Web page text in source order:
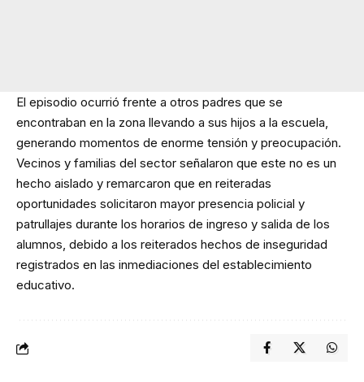
El episodio ocurrió frente a otros padres que se
encontraban en la zona llevando a sus hijos a la escuela,
generando momentos de enorme tensión y preocupación.
Vecinos y familias del sector señalaron que este no es un
hecho aislado y remarcaron que en reiteradas
oportunidades solicitaron mayor presencia policial y
patrullajes durante los horarios de ingreso y salida de los
alumnos, debido a los reiterados hechos de inseguridad
registrados en las inmediaciones del establecimiento
educativo.